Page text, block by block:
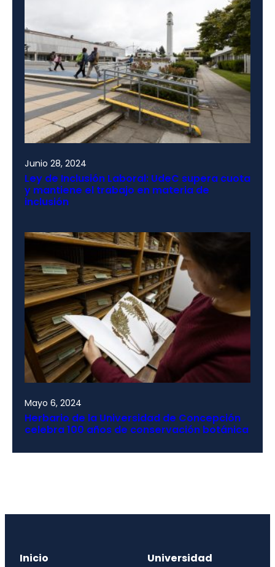
Junio 28, 2024
Ley de Inclusión Laboral: UdeC supera cuota
y mantiene el trabajo en materia de
inclusión
Mayo 6, 2024
Herbario de la Universidad de Concepción
celebra 100 años de conservación botánica
Inicio Universidad